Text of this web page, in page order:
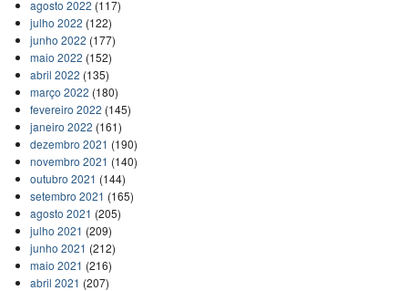
agosto 2022 (117)
julho 2022 (122)
junho 2022 (177)
maio 2022 (152)
abril 2022 (135)
março 2022 (180)
fevereiro 2022 (145)
janeiro 2022 (161)
dezembro 2021 (190)
novembro 2021 (140)
outubro 2021 (144)
setembro 2021 (165)
agosto 2021 (205)
julho 2021 (209)
junho 2021 (212)
maio 2021 (216)
abril 2021 (207)